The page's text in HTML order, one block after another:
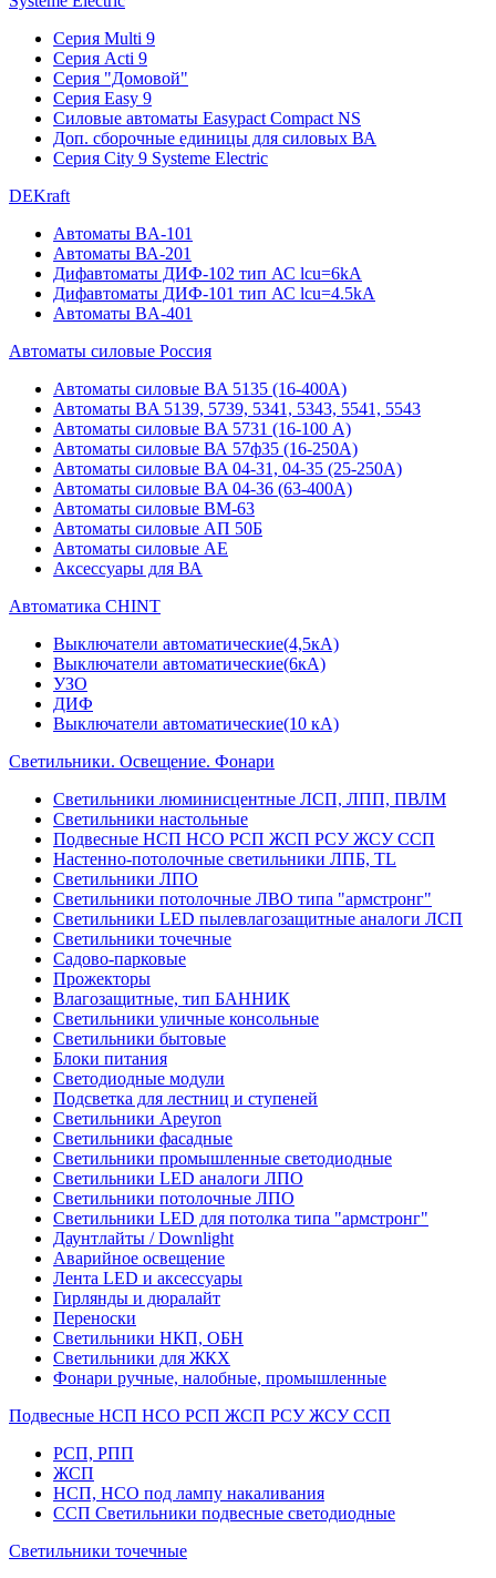
Серия Multi 9
Серия Acti 9
Серия "Домовой"
Серия Easy 9
Силовые автоматы Easypact Compact NS
Доп. сборочные единицы для силовых ВА
Серия City 9 Systeme Electric
DEKraft
Автоматы BA-101
Автоматы ВА-201
Дифавтоматы ДИФ-102 тип АС lcu=6kA
Дифавтоматы ДИФ-101 тип АС lcu=4.5kA
Автоматы BA-401
Автоматы силовые Россия
Автоматы силовые BA 5135 (16-400А)
Автоматы BA 5139, 5739, 5341, 5343, 5541, 5543
Автоматы силовые BA 5731 (16-100 А)
Автоматы силовые ВА 57ф35 (16-250А)
Автоматы силовые BA 04-31, 04-35 (25-250А)
Автоматы силовые BA 04-36 (63-400А)
Автоматы силовые ВМ-63
Автоматы силовые АП 50Б
Автоматы силовые АЕ
Аксессуары для ВА
Автоматика CHINT
Выключатели автоматические(4,5кА)
Выключатели автоматические(6кА)
УЗО
ДИФ
Выключатели автоматические(10 кА)
Светильники. Освещение. Фонари
Светильники люминисцентные ЛСП, ЛПП, ПВЛМ
Светильники настольные
Подвесные НСП НСО РСП ЖСП РСУ ЖСУ ССП
Настенно-потолочные светильники ЛПБ, TL
Светильники ЛПО
Светильники потолочные ЛВО типа "армстронг"
Светильники LED пылевлагозащитные аналоги ЛСП
Светильники точечные
Садово-парковые
Прожекторы
Влагозащитные, тип БАННИК
Светильники уличные консольные
Светильники бытовые
Блоки питания
Светодиодные модули
Подсветка для лестниц и ступеней
Светильники Apeyron
Светильники фасадные
Светильники промышленные светодиодные
Светильники LED аналоги ЛПО
Светильники потолочные ЛПО
Светильники LED для потолка типа "армстронг"
Даунтлайты / Downlight
Аварийное освещение
Лента LED и аксессуары
Гирлянды и дюралайт
Переноски
Светильники НКП, ОБН
Светильники для ЖКХ
Фонари ручные, налобные, промышленные
Подвесные НСП НСО РСП ЖСП РСУ ЖСУ ССП
РСП, РПП
ЖСП
НСП, НСО под лампу накаливания
ССП Светильники подвесные светодиодные
Светильники точечные